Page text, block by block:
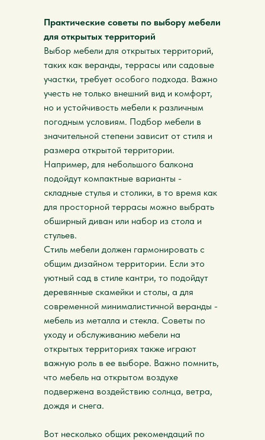
Практические советы по выбору мебели
для открытых территорий
Выбор мебели для открытых территорий,
таких как веранды, террасы или садовые
участки, требует особого подхода. Важно
учесть не только внешний вид и комфорт,
но и устойчивость мебели к различным
погодным условиям. Подбор мебели в
значительной степени зависит от стиля и
размера открытой территории.
Например, для небольшого балкона
подойдут компактные варианты -
складные стулья и столики, в то время как
для просторной террасы можно выбрать
обширный диван или набор из стола и
стульев.
Стиль мебели должен гармонировать с
общим дизайном территории. Если это
уютный сад в стиле кантри, то подойдут
деревянные скамейки и столы, а для
современной минималистичной веранды -
мебель из металла и стекла. Советы по
уходу и обслуживанию мебели на
открытых территориях также играют
важную роль в ее выборе. Важно помнить,
что мебель на открытом воздухе
подвержена воздействию солнца, ветра,
дождя и снега.
Вот несколько общих рекомендаций по